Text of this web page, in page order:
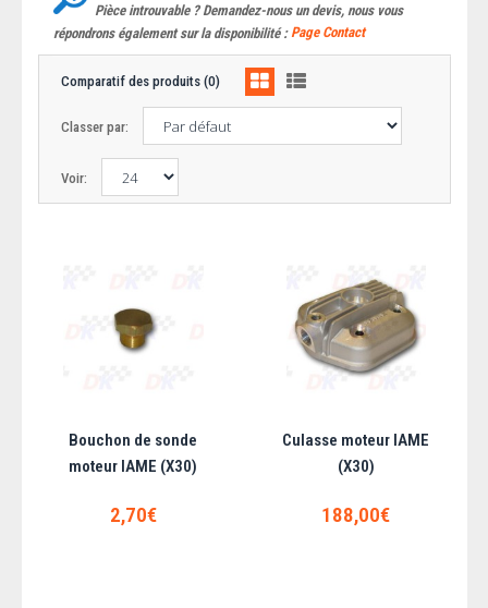
Pièce introuvable ? Demandez-nous un devis, nous vous
répondrons également sur la disponibilité : Page Contact
Comparatif des produits (0)
Classer par:
Voir:
Bouchon de sonde
moteur IAME (X30)
2,70€
Culasse moteur IAME
(X30)
188,00€